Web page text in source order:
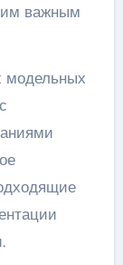
важным
модельных